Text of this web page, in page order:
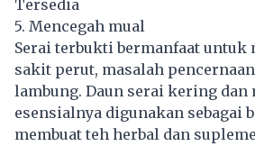
Tersedia
5. Mencegah mual
Serai terbukti bermanfaat untuk
sakit perut, masalah
lambung. Daun serai kering dan
esensialnya digunakan sebagai
membuat teh herbal dan